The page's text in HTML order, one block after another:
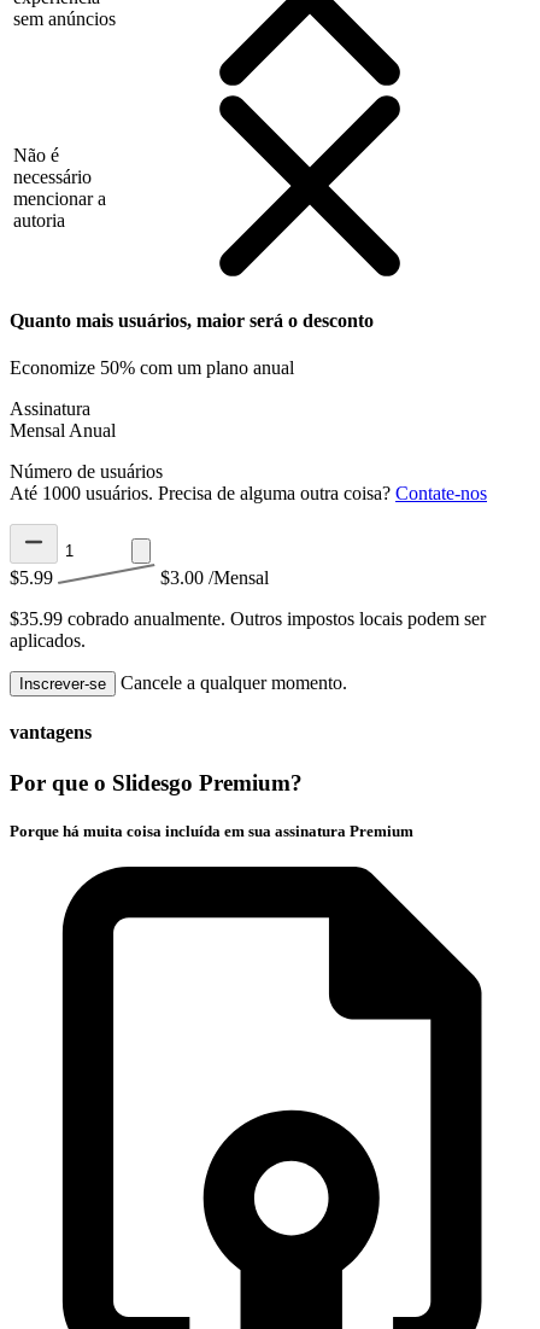
sem anúncios
Não é
necessário
mencionar a
autoria
Quanto mais usuários, maior será o desconto
Economize 50% com um plano anual
Assinatura
Mensal Anual
Número de usuários
Até 1000 usuários. Precisa de alguma outra coisa? Contate-nos
$5.99 $3.00 /Mensal
$35.99 cobrado anualmente. Outros impostos locais podem ser
aplicados.
Inscrever-se Cancele a qualquer momento.
vantagens
Por que o Slidesgo Premium?
Porque há muita coisa incluída em sua assinatura Premium